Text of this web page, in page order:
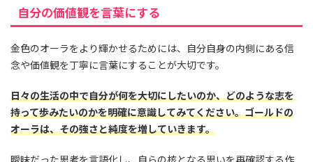
自分の価値観を言葉にする
金色のオーラをより輝かせるためには、自分自身の内側にある信
念や価値観を丁寧に言葉にすることが大切です。
日々の生活の中で自分が何を大切にしたいのか、どのような志を
持って歩みたいのかを明確に意識してみてください。ゴールドの
オーラは、その強さと純度を増していきます。
曖昧だった思考を言語化し、自らの核となる思いを再確認する作